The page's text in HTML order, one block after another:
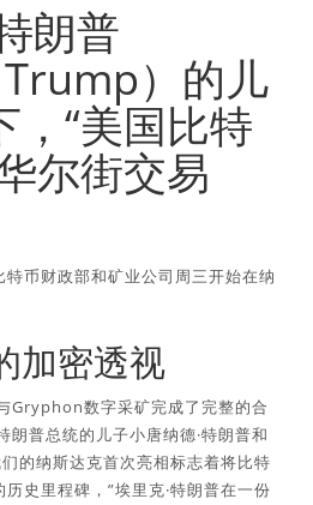
朗普
Trump）的儿
，“美国比特
尔街交易
币财政部和矿业公司周三开始在纳
加密透视
数字采矿完成了完整的合
朗普总统的儿子小唐纳德·特朗普和
的纳斯达克首次亮相标志着将比特
史里程碑，”埃里克·特朗普在一份